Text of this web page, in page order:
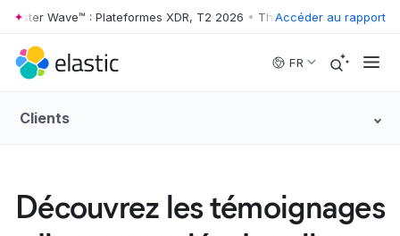
Skip to main content
Wave™ : Plateformes XDR, T2 2026 • The Forrester Wave™ :
Accéder au rapport
FR
Clients
Découvrez les témoignages